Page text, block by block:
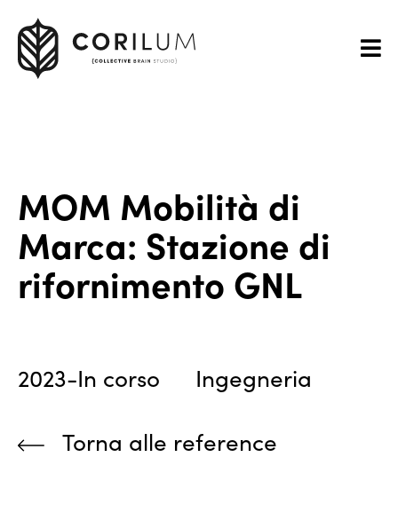
MOM Mobilità di
Marca: Stazione di
rifornimento GNL
2023-In corso Ingegneria
Torna alle reference